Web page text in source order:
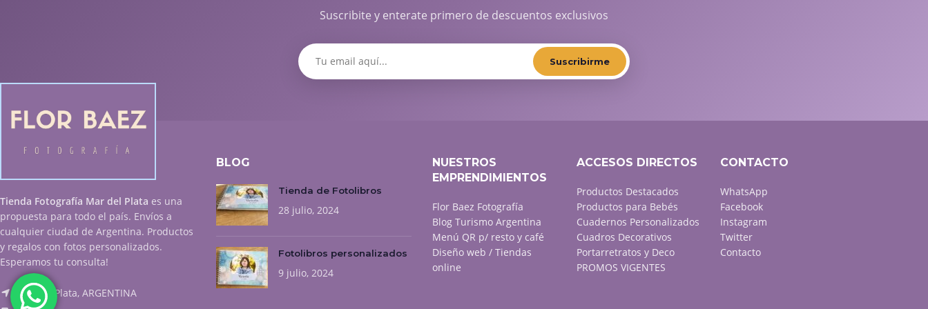
Suscribite y enterate primero de descuentos exclusivos
Suscribirme
Tienda Fotografía Mar del Plata es una
propuesta para todo el país. Envíos a
cualquier ciudad de Argentina. Productos
y regalos con fotos personalizados.
Esperamos tu consulta!
Mar del Plata, ARGENTINA
BLOG
Tienda de Fotolibros
28 julio, 2024
Fotolibros personalizados
9 julio, 2024
NUESTROS
EMPRENDIMIENTOS
Flor Baez Fotografía
Blog Turismo Argentina
Menú QR p/ resto y café
Diseño web / Tiendas
online
ACCESOS DIRECTOS
Productos Destacados
Productos para Bebés
Cuadernos Personalizados
Cuadros Decorativos
Portarretratos y Deco
PROMOS VIGENTES
CONTACTO
WhatsApp
Facebook
Instagram
Twitter
Contacto